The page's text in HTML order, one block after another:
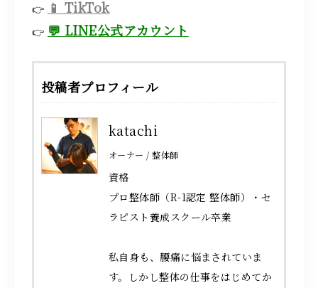
👉 📱 TikTok
👉 💬 LINE公式アカウント
投稿者プロフィール
katachi
オーナー / 整体師
資格
プロ整体師（R-1認定 整体師）・セ
ラピスト養成スクール卒業
私自身も、腰痛に悩まされていま
す。しかし整体の仕事をはじめてか